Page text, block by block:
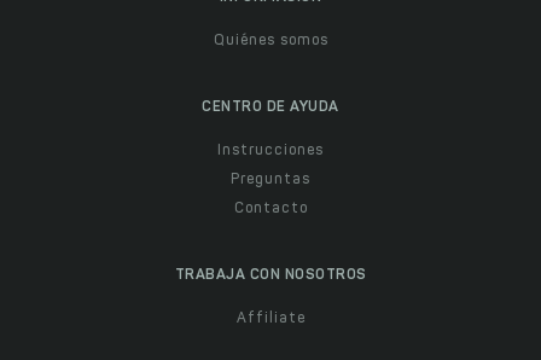
Quiénes somos
CENTRO DE AYUDA
Instrucciones
Preguntas
Contacto
TRABAJA CON NOSOTROS
Affiliate